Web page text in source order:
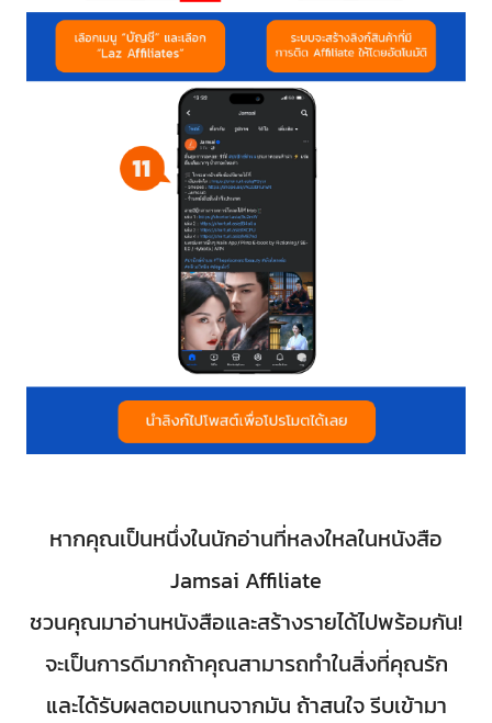
หากคุณเป็นหนึ่งในนักอ่านที่หลงใหลในหนังสือ
Jamsai Affiliate
ชวนคุณมาอ่านหนังสือและสร้างรายได้ไปพร้อมกัน!
จะเป็นการดีมากถ้าคุณสามารถทำในสิ่งที่คุณรัก
และได้รับผลตอบแทนจากมัน ถ้าสนใจ รีบเข้ามา